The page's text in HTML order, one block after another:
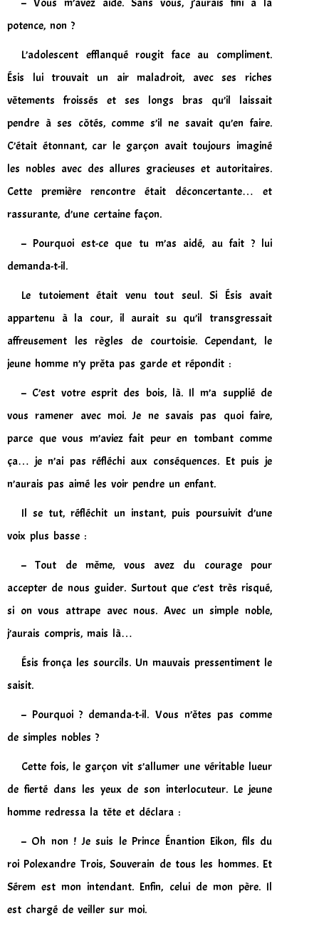
– Vous m’avez aidé. Sans vous, j’aurais fini à la
potence, non ?
L’adolescent efflanqué rougit face au compliment.
Ésis lui trouvait un air maladroit, avec ses riches
vêtements froissés et ses longs bras qu’il laissait
pendre à ses côtés, comme s’il ne savait qu’en faire.
C’était étonnant, car le garçon avait toujours imaginé
les nobles avec des allures gracieuses et autoritaires.
Cette première rencontre était déconcertante… et
rassurante, d’une certaine façon.
– Pourquoi est-ce que tu m’as aidé, au fait ? lui
demanda-t-il.
Le tutoiement était venu tout seul. Si Ésis avait
appartenu à la cour, il aurait su qu’il transgressait
affreusement les règles de courtoisie. Cependant, le
jeune homme n’y prêta pas garde et répondit :
– C’est votre esprit des bois, là. Il m’a supplié de
vous ramener avec moi. Je ne savais pas quoi faire,
parce que vous m’aviez fait peur en tombant comme
ça… je n’ai pas réfléchi aux conséquences. Et puis je
n’aurais pas aimé les voir pendre un enfant.
Il se tut, réfléchit un instant, puis poursuivit d’une
voix plus basse :
– Tout de même, vous avez du courage pour
accepter de nous guider. Surtout que c’est très risqué,
si on vous attrape avec nous. Avec un simple noble,
j’aurais compris, mais là…
Ésis fronça les sourcils. Un mauvais pressentiment le
saisit.
– Pourquoi ? demanda-t-il. Vous n’êtes pas comme
de simples nobles ?
Cette fois, le garçon vit s’allumer une véritable lueur
de fierté dans les yeux de son interlocuteur. Le jeune
homme redressa la tête et déclara :
– Oh non ! Je suis le Prince Énantion Eikon, fils du
roi Polexandre Trois, Souverain de tous les hommes. Et
Sérem est mon intendant. Enfin, celui de mon père. Il
est chargé de veiller sur moi.